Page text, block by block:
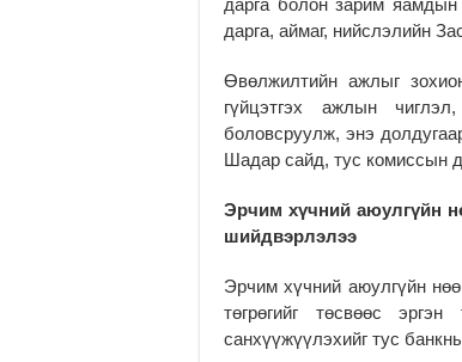
дарга болон зарим яамдын
дарга, аймаг, нийслэлийн
Өвөлжилтийн ажлыг
гүйцэтгэх ажлын
боловсруулж, энэ
Шадар сайд, тус комиссын
Эрчим хүчний аюулгүйн
шийдвэрлэлээ
Эрчим хүчний аюулгүйн
төгрөгийг төсвөөс
санхүүжүүлэхийг тус